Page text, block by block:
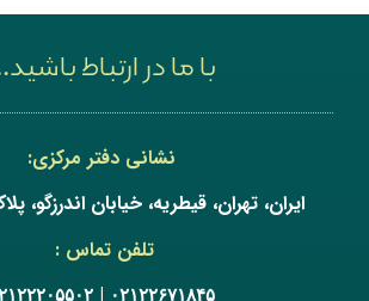
با ما در ارتباط
نشانی دفتر مرکزی:
ایران، تهران، قیطریه، خیابان اندرزگو، پلاک ۱۰۴،
تلفن تماس :
۰۲۱۲۲۶۷۱۸۴۵